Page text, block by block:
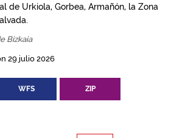
de Urkiola, Gorbea, Armañón, la Zona
Bizkaia
29 julio 2026
WFS ZIP